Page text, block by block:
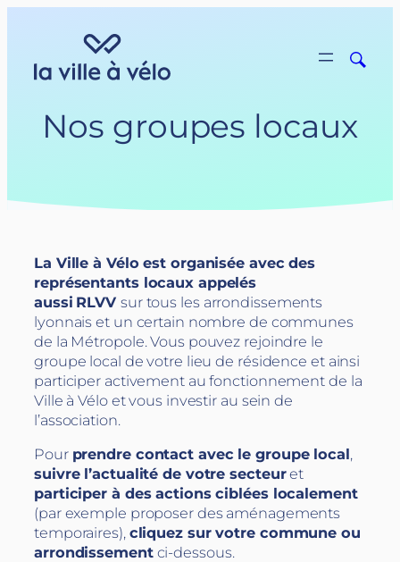
Nos groupes locaux
La Ville à Vélo est organisée avec des
représentants locaux appelés
aussi RLVV sur tous les arrondissements
lyonnais et un certain nombre de communes
de la Métropole. Vous pouvez rejoindre le
groupe local de votre lieu de résidence et ainsi
participer activement au fonctionnement de la
Ville à Vélo et vous investir au sein de
l’association.
Pour prendre contact avec le groupe local,
suivre l’actualité de votre secteuret
participer à des actions ciblées localement
(par exemple proposer des aménagements
temporaires), cliquez sur votre commune ou
arrondissementci-dessous.